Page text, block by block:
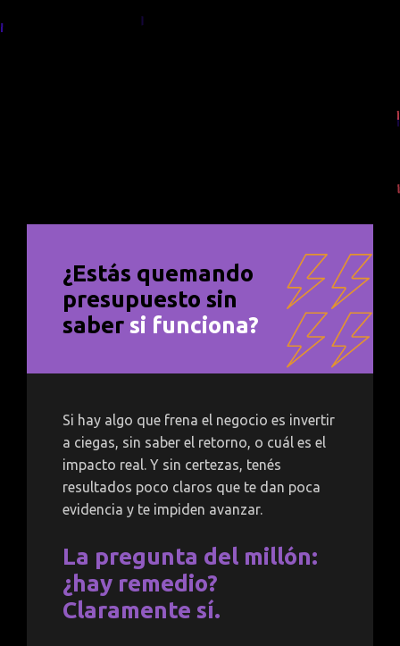
¿Estás quemando
presupuesto sin
saber si funciona?
Si hay algo que frena el negocio es invertir
a ciegas, sin saber el retorno, o cuál es el
impacto real. Y sin certezas, tenés
resultados poco claros que te dan poca
evidencia y te impiden avanzar.
La pregunta del millón:
¿hay remedio?
Claramente sí.